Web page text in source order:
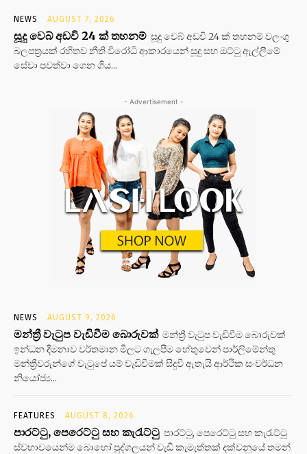
NEWS AUGUST 7, 2026
සූදු වෙබ් අඩවි 24 ක් තහනම් සූදු වෙබ් අඩවි 24 ක් තහනම් වලංගු
බලපත්‍රයක් රහිතව නීති විරෝධි ආකාරයෙන් සූදු සහ ඔට්ටු ඇල්ලීමේ
සේවා පවත්වා ගෙන ගිය...
- Advertisement -
NEWS AUGUST 9, 2026
මන්ත්‍රී වැටුප වැඩිවීම බොරුවක් මන්ත්‍රී වැටුප වැඩිවීම බොරුවක්
ඉන්ධන දීමනාව වර්තමාන මිලට ගැලපීම හේතුවෙන් පාර්ලිමේන්තු
මන්ත්‍රීවරුන්ගේ වැටුපේ යම් වැඩිවීමක් සිදුවී ඇතැයි ආර්ථික සංවර්ධන
නියෝජ්‍ය...
FEATURES AUGUST 8, 2026
පාරට්ටු, පෙරෙට්ටු සහ කැරැට්ටු පාරට්ටු, පෙරෙට්ටු සහ කැරැට්ටු
ස්වභාවයෙන්ම බොහෝ පුද්ගලයන් වැඩි කැමැත්තක් දක්වනුයේ තමන්